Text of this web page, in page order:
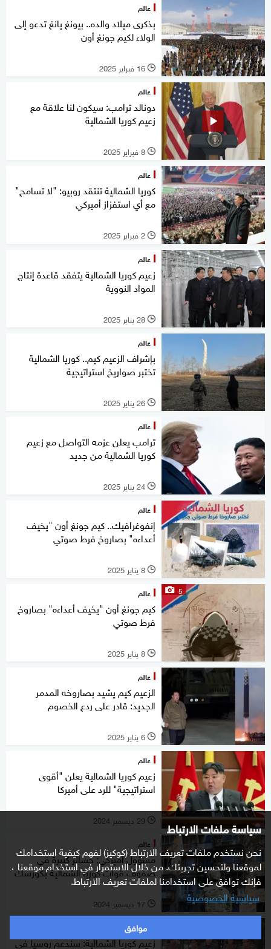
سياسة ملفات الارتباط
نحن نستخدم ملفات تعريف الارتباط (كوكيز) لفهم كيفية استخدامك
لموقعنا ولتحسين تجربتك. من خلال الاستمرار في استخدام موقعنا ،
فإنك توافق على استخدامنا لملفات تعريف الارتباط.
سياسية الخصوصية
موافق
عالم
بذكرى ميلاد والده.. بيونغ يانغ تدعو إلى
الولاء لكيم جونغ أون
l 16 فبراير 2025
عالم
دونالد ترامب: سيكون لنا علاقة مع
زعيم كوريا الشمالية
l 8 فبراير 2025
عالم
كوريا الشمالية تنتقد روبيو: "لا تسامح"
مع أي استفزاز أميركي
l 2 فبراير 2025
عالم
زعيم كوريا الشمالية يتفقد قاعدة إنتاج
المواد النووية
l 28 يناير 2025
عالم
بإشراف الزعيم كيم.. كوريا الشمالية
تختبر صواريخ استراتيجية
l 26 يناير 2025
عالم
ترامب يعلن عزمه التواصل مع زعيم
كوريا الشمالية من جديد
l 24 يناير 2025
عالم
إنفوغرافيك.. كيم جونغ أون "يخيف
أعداءه" بصاروخ فرط صوتي
l 8 يناير 2025
5 عالم
كيم جونغ أون "يخيف أعداءه" بصاروخ
فرط صوتي
l 8 يناير 2025
عالم
الزعيم كيم يشيد بصاروخه المدمر
الجديد: قادر على ردع الخصوم
l 6 يناير 2025
عالم
زعيم كوريا الشمالية يعلن "أقوى
استراتيجية" للرد على أميركا
l 29 ديسمبر 2024
عالم
مسؤول أميركي: خسائر كبيرة في
صفوف قوات كوريا الشمالية بكورسك
l 17 ديسمبر 2024
عالم
زعيم كوريا الشمالية: سندعم روسيا في